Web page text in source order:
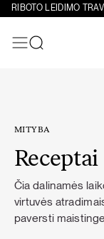
Eiti prie turinio
RIBOTO LEIDIMO
MITYBA
Receptai
Čia dalinamės
virtuvės
paversti